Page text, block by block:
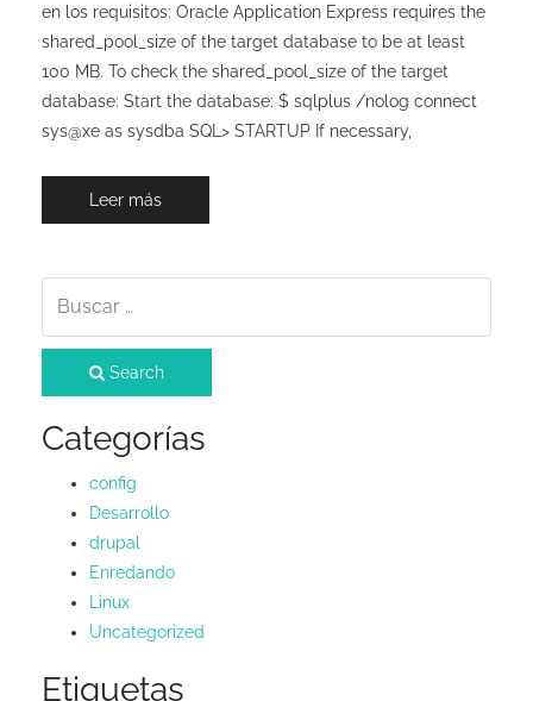
en los requisitos: Oracle Application Express requires the
shared_pool_size of the target database to be at least
100 MB. To check the shared_pool_size of the target
database: Start the database: $ sqlplus /nolog connect
sys@xe as sysdba SQL> STARTUP If necessary,
Leer más
Search
Categorías
config
Desarrollo
drupal
Enredando
Linux
Uncategorized
Etiquetas